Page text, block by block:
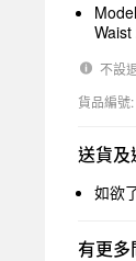
Waist
不設
貨品編號
送貨及
如欲
有更多